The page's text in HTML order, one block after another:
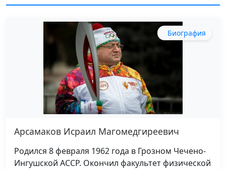
Биография
Арсамаков Исраил Магомедгиреевич
Родился 8 февраля 1962 года в Грозном Чечено-
Ингушской АССР. Окончил факультет физической